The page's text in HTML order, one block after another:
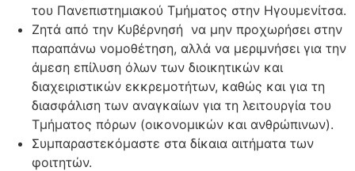
του Πανεπιστημιακού Τμήματος στην Ηγουμενίτσα.
Ζητά από την Κυβέρνησή να μην προχωρήσει στην
παραπάνω νομοθέτηση, αλλά να μεριμνήσει για την
άμεση επίλυση όλων των διοικητικών και
διαχειριστικών εκκρεμοτήτων, καθώς και για τη
διασφάλιση των αναγκαίων για τη λειτουργία του
Τμήματος πόρων (οικονομικών και ανθρώπινων).
Συμπαραστεκόμαστε στα δίκαια αιτήματα των
φοιτητών.